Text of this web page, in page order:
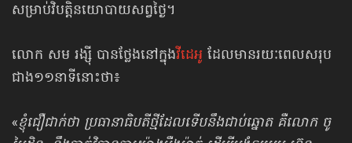
សម្រាប់វិបត្តិនយោបាយសព្វថ្ងៃ។
លោក សម រង្ស៊ី បានថ្លែងនៅក្នុងវីដេអូ ដែលមានរយៈពេលសរុប
ជាង១១នាទីនោះថា៖
«ខ្ញុំជឿជាក់ថា ប្រធានាធិបតីថ្មីដែលទើបនឹងជាប់ឆ្នោត គឺលោក ចូ